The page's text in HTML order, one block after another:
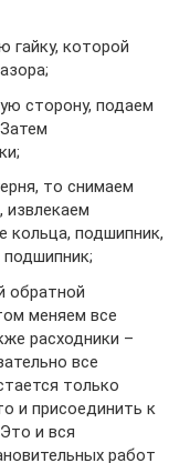
гайку, которой
сторону, подаем
то снимаем
извлекаем
кольца, подшипник,
обратной
меняем все
расходники –
все
только
и присоединить к
и вся
работ